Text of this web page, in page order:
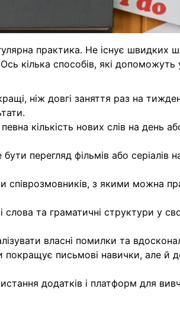
практика. Не існує швидких
кілька способів, які
ніж довгі заняття раз на
кількість нових слів на день
перегляд фільмів або серіалів
співрозмовників, з якими можна
слова та граматичні структури у
власні помилки та
покращує письмові навички, але й
додатків і платформ для